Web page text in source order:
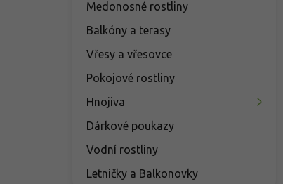
Medonosné rostliny
Balkóny a terasy
Vřesy a vřesovce
Pokojové rostliny
Hnojiva
Dárkové poukazy
Vodní rostliny
Letničky a Balkonovky